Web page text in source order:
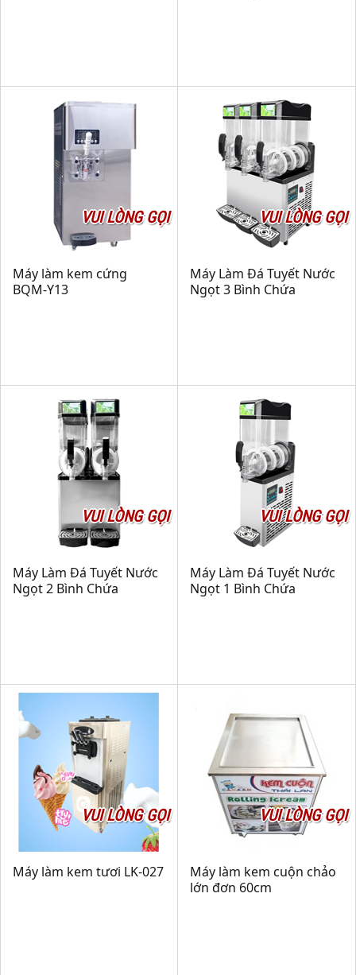
VUI LÒNG GỌI
Máy làm kem cứng
BQM‑Y13
VUI LÒNG GỌI
Máy Làm Đá Tuyết Nước
Ngọt 3 Bình Chứa
VUI LÒNG GỌI
Máy Làm Đá Tuyết Nước
Ngọt 2 Bình Chứa
VUI LÒNG GỌI
Máy Làm Đá Tuyết Nước
Ngọt 1 Bình Chứa
VUI LÒNG GỌI
Máy làm kem tươi LK-027
VUI LÒNG GỌI
Máy làm kem cuộn chảo
lớn đơn 60cm